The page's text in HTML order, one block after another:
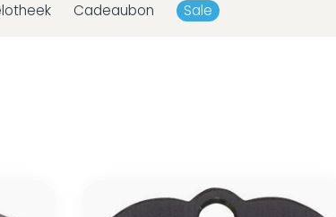
Cadeaubon Sale